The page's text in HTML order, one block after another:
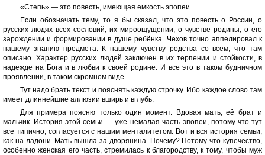
«Степь» — это повесть, имеющая емкость эпопеи.
Если обозначать тему, то я бы сказал, что это повесть о России, о
русских людях всех сословий, их мироощущении, о чувстве родины, о его
зарождении и формировании в душе ребёнка. Чехов точно аппелировал к
нашему знанию предмета. К нашему чувству родства со всем, что там
описано. Характер русских людей заключен в их терпении и стойкости, в
надежде на Бога и в любви к своей родине. И все это в таком будничном
проявлении, в таком скромном виде...
Тут надо брать текст и пояснять каждую строчку. Ибо каждое слово там
имеет длиннейшие аллюзии вширь и вглубь.
Для примера поясню только один момент. Вдовая мать, её брат и
мальчик. История этой семьи — уже немалая часть эпопеи, потому что тут
все типично, согласуется с нашим менталитетом. Вот и вся история семьи,
как на ладони. Мать вышла за дворянина. Почему? Потому что купечество,
особенно женская его часть, стремилась к благородству, к тому, чтобы муж